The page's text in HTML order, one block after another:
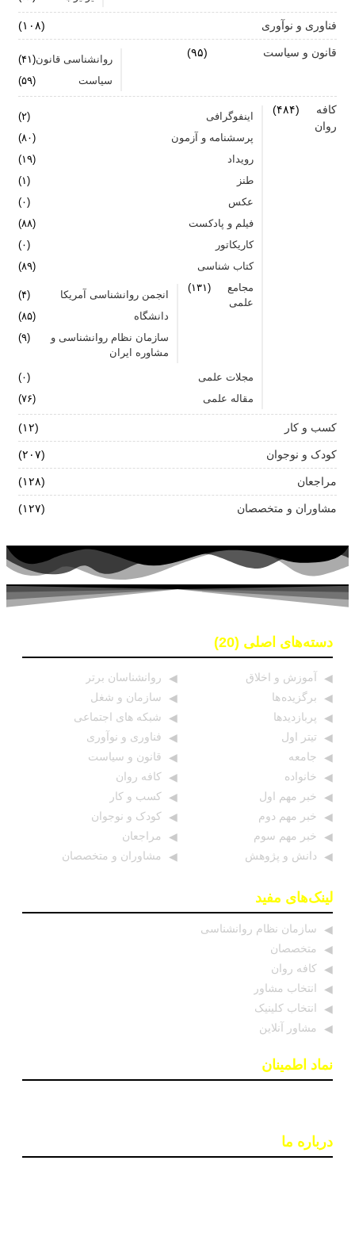
فناوری و نوآوری (۱۰۸)
قانون و سیاست (۹۵)
روانشناسی قانون(۴۱)
سیاست
(۵۹)
کافه
روان
(۴۸۴)
اینفوگرافی
(۲)
پرسشنامه و آزمون
(۸۰)
رویداد
(۱۹)
طنز
(۱)
عکس
(۰)
فیلم و پادکست
(۸۸)
کاریکاتور
(۰)
کتاب شناسی
(۸۹)
مجامع
علمی
(۱۳۱)
انجمن روانشناسی آمریکا
(۴)
دانشگاه
(۸۵)
سازمان نظام روانشناسی و
مشاوره ایران
(۹)
مجلات علمی
(۰)
مقاله علمی
(۷۶)
کسب و کار (۱۲)
کودک و نوجوان (۲۰۷)
مراجعان (۱۲۸)
مشاوران و متخصصان (۱۲۷)
دسته‌های اصلی (20)
آموزش و اخلاق
برگزیده ها
پربازدیدها
تیتر اول
جامعه
خانواده
خبر مهم اول
خبر مهم دوم
خبر مهم سوم
دانش و پژوهش
روانشناسان برتر
سازمان و شغل
شبکه های اجتماعی
فناوری و نوآوری
قانون و سیاست
کافه روان
کسب و کار
کودک و نوجوان
مراجعان
مشاوران و متخصصان
لینک‌های مفید
سازمان نظام روانشناسی
متخصصان
کافه روان
انتخاب مشاور
انتخاب کلینیک
مشاور آنلاین
نماد اطمینان
درباره ما